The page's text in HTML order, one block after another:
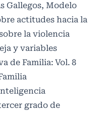
Gallegos, Modelo
actitudes hacia la
la violencia
y variables
de Familia: Vol. 8
grado de